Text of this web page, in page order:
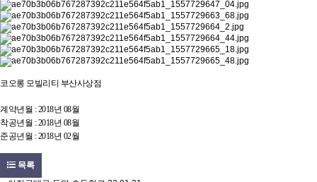
코오롱 모빌리티 부산사상점
계약년월 : 2018년 08월
착공년월 : 2018년 08월
준공년월 : 2018년 02월
목록